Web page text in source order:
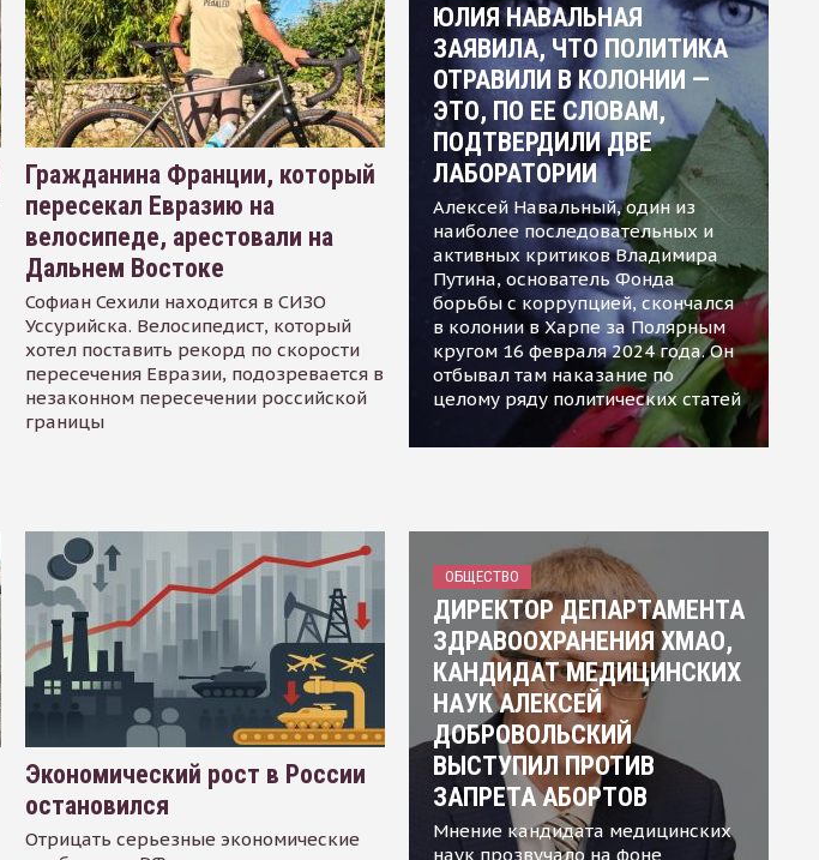
Гражданина Франции, который
пересекал Евразию на
велосипеде, арестовали на
Дальнем Востоке
Софиан Сехили находится в СИЗО
Уссурийска. Велосипедист, который
хотел поставить рекорд по скорости
пересечения Евразии, подозревается в
незаконном пересечении российской
границы
ЮЛИЯ НАВАЛЬНАЯ
ЗАЯВИЛА, ЧТО ПОЛИТИКА
ОТРАВИЛИ В КОЛОНИИ —
ЭТО, ПО ЕЕ СЛОВАМ,
ПОДТВЕРДИЛИ ДВЕ
ЛАБОРАТОРИИ
Алексей Навальный, один из
наиболее последовательных и
активных критиков Владимира
Путина, основатель Фонда
борьбы с коррупцией, скончался
в колонии в Харпе за Полярным
кругом 16 февраля 2024 года. Он
отбывал там наказание по
целому ряду политических статей
Экономический рост в России
остановился
Отрицать серьезные экономические
ОБЩЕСТВО
ДИРЕКТОР ДЕПАРТАМЕНТА
ЗДРАВООХРАНЕНИЯ ХМАО,
КАНДИДАТ МЕДИЦИНСКИХ
НАУК АЛЕКСЕЙ
ДОБРОВОЛЬСКИЙ
ВЫСТУПИЛ ПРОТИВ
ЗАПРЕТА АБОРТОВ
Мнение кандидата медицинских
наук прозвучало на фоне